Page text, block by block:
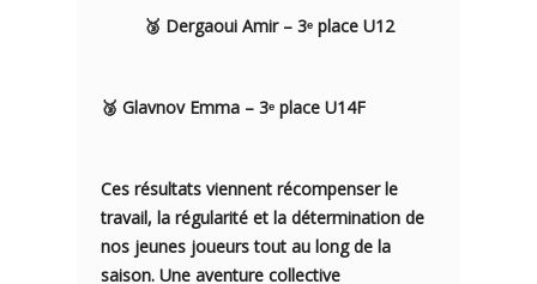
🥉 Dergaoui Amir – 3ᵉ place U12
🥉 Glavnov Emma – 3ᵉ place U14F
Ces résultats viennent récompenser le
travail, la régularité et la détermination de
nos jeunes joueurs tout au long de la
saison. Une aventure collective